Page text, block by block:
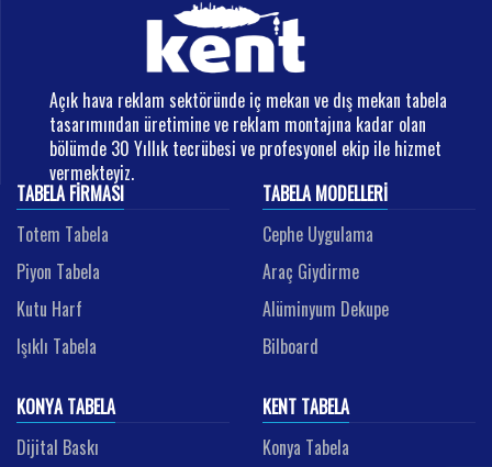
Açık hava reklam sektöründe iç mekan ve dış mekan tabela
tasarımından üretimine ve reklam montajına kadar olan
bölümde 30 Yıllık tecrübesi ve profesyonel ekip ile hizmet
vermekteyiz.
TABELA FIRMASI
Totem Tabela
Piyon Tabela
Kutu Harf
Işıklı Tabela
TABELA MODELLERI
Cephe Uygulama
Araç Giydirme
Alüminyum Dekupe
Bilboard
KONYA TABELA
Dijital Baskı
KENT TABELA
Konya Tabela